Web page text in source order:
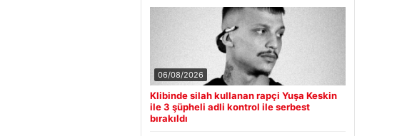
06/08/2026
Klibinde silah kullanan rapçi Yuşa Keskin
ile 3 şüpheli adli kontrol ile serbest
bırakıldı